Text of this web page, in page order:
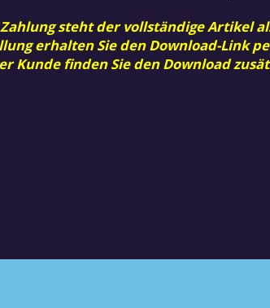
steht der vollständige Artikel
erhalten Sie den Download-Link
Kunde finden Sie den Download